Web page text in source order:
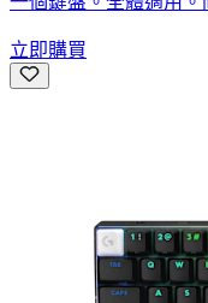
立即購買